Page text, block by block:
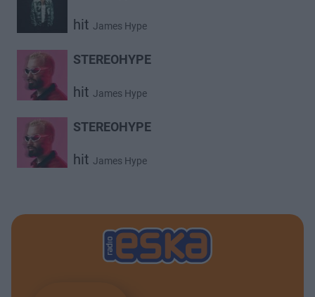
hit James Hype
STEREOHYPE
hit James Hype
STEREOHYPE
hit James Hype